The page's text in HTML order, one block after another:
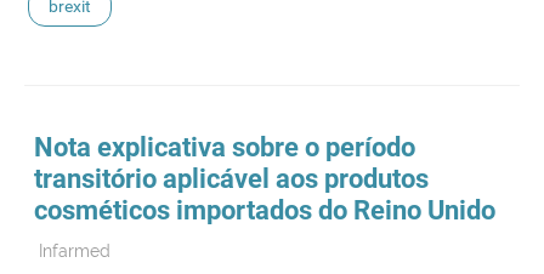
brexit
Nota explicativa sobre o período
transitório aplicável aos produtos
cosméticos importados do Reino Unido
Infarmed